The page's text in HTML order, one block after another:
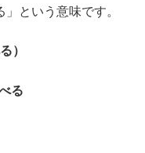
という意味です。
）
る